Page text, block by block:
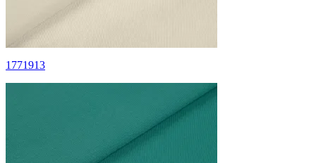
1771913